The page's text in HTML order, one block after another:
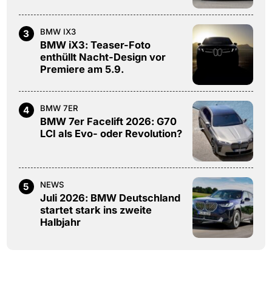
3 BMW IX3
BMW iX3: Teaser-Foto
enthüllt Nacht-Design vor
Premiere am 5.9.
4 BMW 7ER
BMW 7er Facelift 2026: G70
LCI als Evo- oder Revolution?
5 NEWS
Juli 2026: BMW Deutschland
startet stark ins zweite
Halbjahr